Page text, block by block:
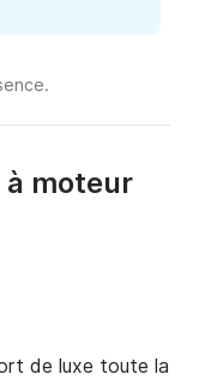
moteur
de luxe toute la